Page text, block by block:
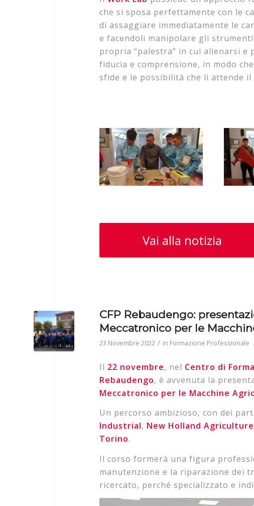
che si sposa perfettamente con le
di assaggiare immediatamente le
e facendoli manipolare gli
propria “palestra” in cui allenarsi
fiducia e comprensione, in modo
sfide e le possibilità che li attende
Vai alla notizia
CFP Rebaudengo:
Meccatronico per le
23 Novembre 2022 / in Formazione Professionale
Il 22 novembre, nel Centro di
Rebaudengo, è avvenuta la
Meccatronico per le Macchine
Un percorso ambizioso, con dei
Industrial, New Holland Agriculture
Torino.
Il corso formerà una figura
manutenzione e la riparazione dei
ricercato, perché specializzato e